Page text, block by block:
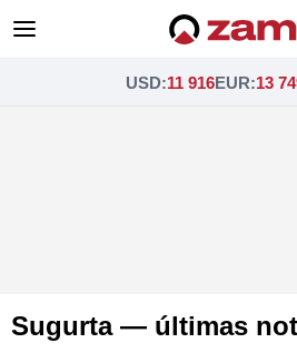
USD:11 916EUR:13
Sugurta — últimas